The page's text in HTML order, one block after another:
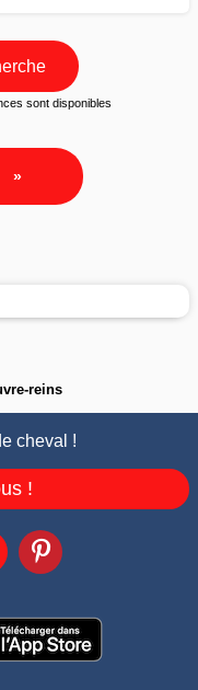
sont disponibles
»
reins
cheval !
!